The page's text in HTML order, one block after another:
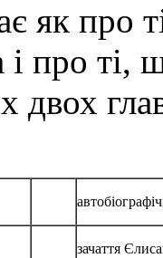
як про
про ті,
двох
зачаття